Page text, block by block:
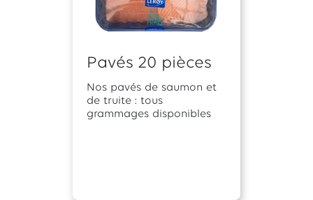
Pavés 20 pièces
Nos pavés de saumon et
de truite : tous
grammages disponibles